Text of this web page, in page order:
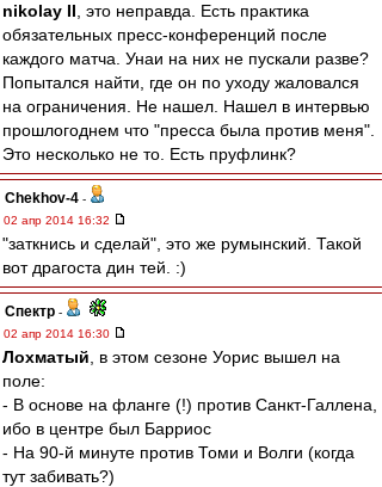
nikolay II , это неправда. Есть практика
обязательных пресс-конференций после
каждого матча. Унаи на них не пускали разве?
Попытался найти, где он по уходу жаловался
на ограничения. Не нашел. Нашел в интервью
прошлогоднем что "пресса была против меня".
Это несколько не то. Есть пруфлинк?
Chekhov-4 -
02 апр 2014 16:32
"заткнись и сделай", это же румынский. Такой
вот драгоста дин тей. :)
Спектр -
02 апр 2014 16:30
Лохматый , в этом сезоне Уорис вышел на
поле:
- В основе на фланге (!) против Санкт-Галлена,
ибо в центре был Барриос
- На 90-й минуте против Томи и Волги (когда
тут забивать?)